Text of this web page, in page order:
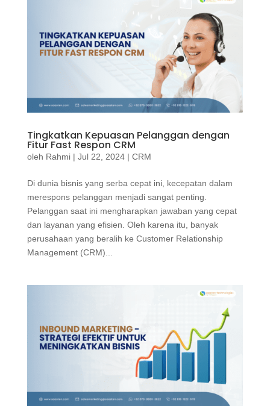
Tingkatkan Kepuasan Pelanggan dengan
Fitur Fast Respon CRM
oleh Rahmi| Jul 22, 2024| CRM
Di dunia bisnis yang serba cepat ini, kecepatan dalam
merespons pelanggan menjadi sangat penting.
Pelanggan saat ini mengharapkan jawaban yang cepat
dan layanan yang efisien. Oleh karena itu, banyak
perusahaan yang beralih ke Customer Relationship
Management (CRM)...